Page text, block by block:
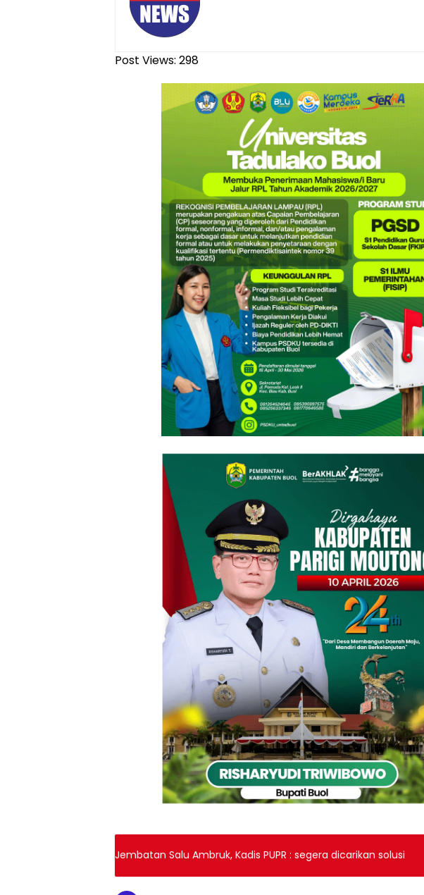
Post Views: 298
Jembatan Salu Ambruk, Kadis PUPR : segera dicarikan solusi